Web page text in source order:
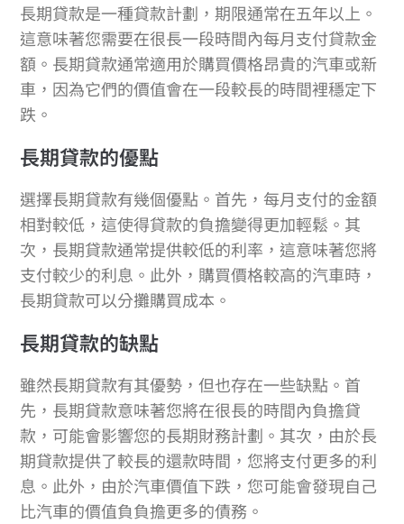
長期貸款是一種貸款計劃，期限通常在五年以上。
這意味著您需要在很長一段時間內每月支付貸款金
額。長期貸款通常適用於購買價格昂貴的汽車或新
車，因為它們的價值會在一段較長的時間裡穩定下
跌。
長期貸款的優點
選擇長期貸款有幾個優點。首先，每月支付的金額
相對較低，這使得貸款的負擔變得更加輕鬆。其
次，長期貸款通常提供較低的利率，這意味著您將
支付較少的利息。此外，購買價格較高的汽車時，
長期貸款可以分攤購買成本。
長期貸款的缺點
雖然長期貸款有其優勢，但也存在一些缺點。首
先，長期貸款意味著您將在很長的時間內負擔貸
款，可能會影響您的長期財務計劃。其次，由於長
期貸款提供了較長的還款時間，您將支付更多的利
息。此外，由於汽車價值下跌，您可能會發現自己
比汽車的價值負負擔更多的債務。